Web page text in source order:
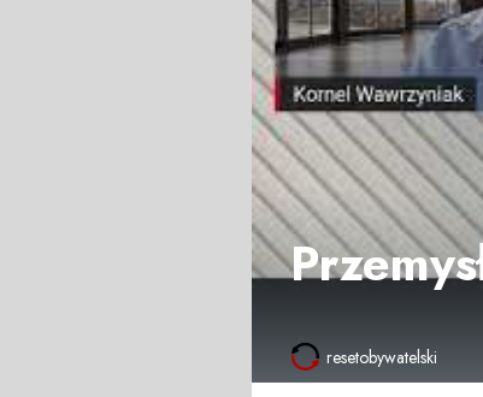
resetobywatelski